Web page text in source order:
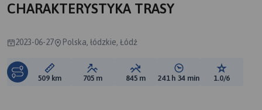
CHARAKTERYSTYKA TRASY
2023-06-27 Polska, łódzkie, Łódź
Długość trasy:
509 km Suma przewyższeń:
705 m Suma spadków:
845 m Średni czas potrzebny
241 h 34 min Ocena
1.0/6